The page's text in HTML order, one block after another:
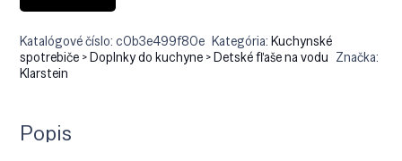
Katalógové číslo:c0b3e499f80e Kategória:Kuchynské
spotrebiče > Doplnky do kuchyne > Detské fľaše na vodu Značka:
Klarstein
Popis